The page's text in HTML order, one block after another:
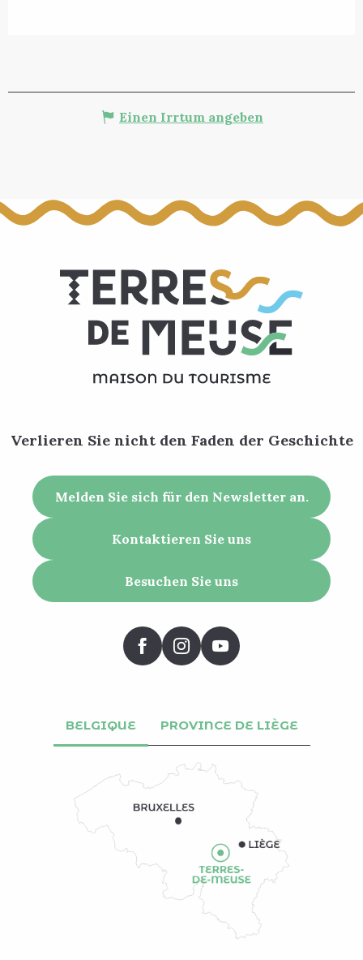
Einen Irrtum angeben
Verlieren Sie nicht den Faden der Geschichte
Melden Sie sich für den Newsletter an.
Kontaktieren Sie uns
Besuchen Sie uns
BELGIQUE PROVINCE DE LIÈGE